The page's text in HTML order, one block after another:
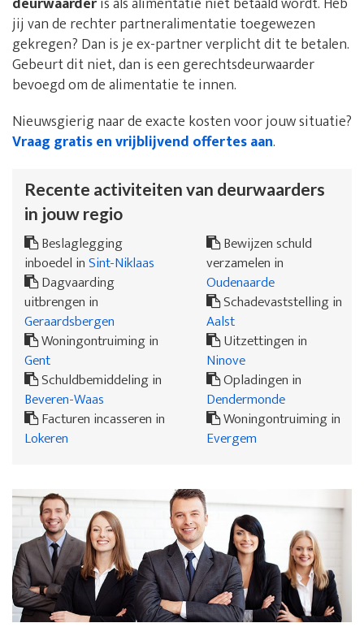
jij van de rechter partneralimentatie toegewezen
gekregen? Dan is je ex-partner verplicht dit te betalen.
Gebeurt dit niet, dan is een gerechtsdeurwaarder
bevoegd om de alimentatie te innen.
Nieuwsgierig naar de exacte kosten voor jouw situatie?
Vraag gratis en vrijblijvend offertes aan.
Recente activiteiten van deurwaarders
in jouw regio
Beslaglegging
inboedel inSint-Niklaas
Dagvaarding
uitbrengen in
Geraardsbergen
Woningontruiming in
Gent
Schuldbemiddeling in
Beveren-Waas
Facturen incasseren in
Lokeren
Bewijzen schuld
verzamelen in
Oudenaarde
Schadevaststelling in
Aalst
Uitzettingen in
Ninove
Opladingen in
Dendermonde
Woningontruiming in
Evergem